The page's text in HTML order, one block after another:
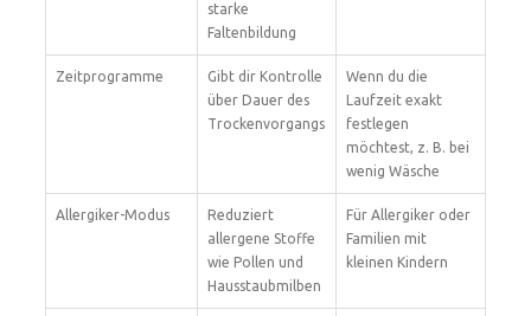
starke
Faltenbildung
Zeitprogramme
Gibt dir Kontrolle
über Dauer des
Trockenvorgangs
Wenn du die
Laufzeit exakt
festlegen
möchtest, z. B. bei
wenig Wäsche
Allergiker-Modus
Reduziert
allergene Stoffe
wie Pollen und
Hausstaubmilben
Für Allergiker oder
Familien mit
kleinen Kindern